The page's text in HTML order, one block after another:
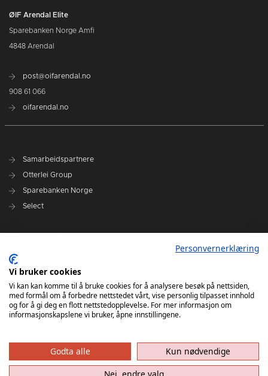
ØIF Arendal Elite
Sparebanken Norge Amfi
4848 Arendal
post@oifarendal.no
908 61 066
oifarendal.no
Samarbeidspartnere
Otterlei Group
Sparebanken Norge
Select
Spillerstall
Administrasjon
Styret
Personvernerklæring
Vi bruker cookies
Vi kan kan komme til å bruke cookies for å analysere besøk på nettsiden,
med formål om å forbedre nettstedet vårt, vise personlig tilpasset innhold
og for å gi deg en flott nettstedopplevelse. For mer informasjon om
informasjonskapslene vi bruker, åpne innstillingene.
Godta alle
Kun nødvendige